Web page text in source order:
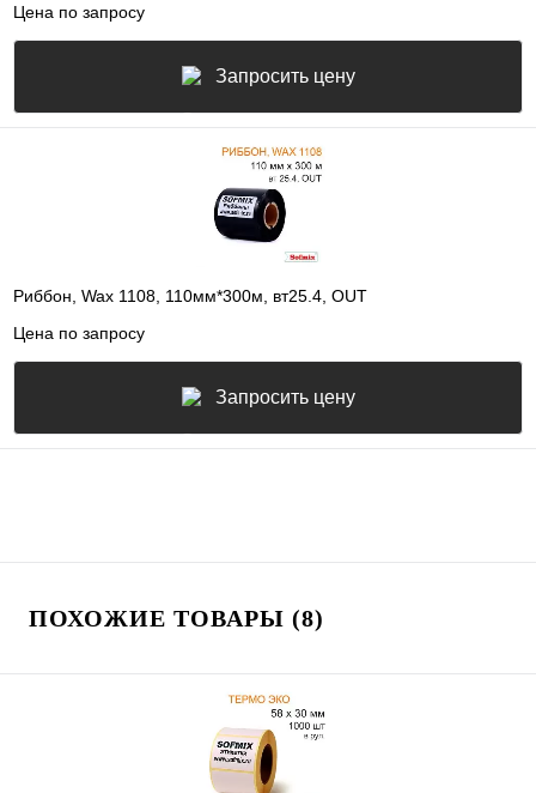
Цена по запросу
Запросить цену
Риббон, Wax 1108, 110мм*300м, вт25.4, OUT
Цена по запросу
Запросить цену
ПОХОЖИЕ ТОВАРЫ (8)